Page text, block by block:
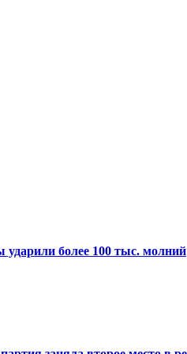
ударили более 100 тыс. молний